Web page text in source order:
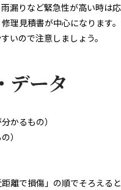
漏りなど緊急性が高い時
理見積書が中心になりま
いので注意しましょう。
データ
かるもの）
）
離で損傷」の順でそろえると